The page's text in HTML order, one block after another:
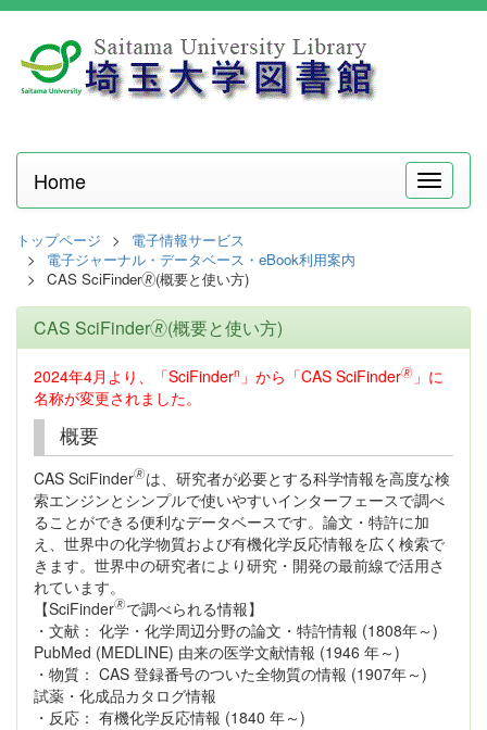
メ
ニ
Home
トップページ
電子情報サービス
電子ジャーナル・データベース・eBook利用案内
CAS SciFinder🄬(概要と使い方)
CAS SciFinder🄬(概要と使い方)
2024年4月より、「SciFindern 」から「CAS SciFinder🄬 」に
名称が変更されました。
概要
CAS SciFinder🄬は、研究者が必要とする科学情報を高度な検
索エンジンとシンプルで使いやすいインターフェースで調べ
ることができる便利なデータベースです。論文・特許に加
え、世界中の化学物質および有機化学反応情報を広く検索で
きます。世界中の研究者により研究・開発の最前線で活用さ
れています。
【SciFinder🄬で調べられる情報】
・文献： 化学・化学周辺分野の論文・特許情報 (1808年～)
PubMed (MEDLINE) 由来の医学文献情報 (1946 年～)
・物質： CAS 登録番号のついた全物質の情報 (1907年～)
試薬・化成品カタログ情報
・反応： 有機化学反応情報 (1840 年～)